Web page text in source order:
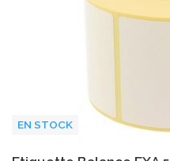
EN STOCK